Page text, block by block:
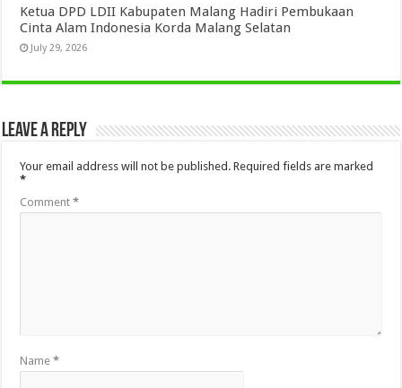
Ketua DPD LDII Kabupaten Malang Hadiri Pembukaan
Cinta Alam Indonesia Korda Malang Selatan
July 29, 2026
Leave a Reply
Your email address will not be published. Required fields are marked
*
Comment*
Name*